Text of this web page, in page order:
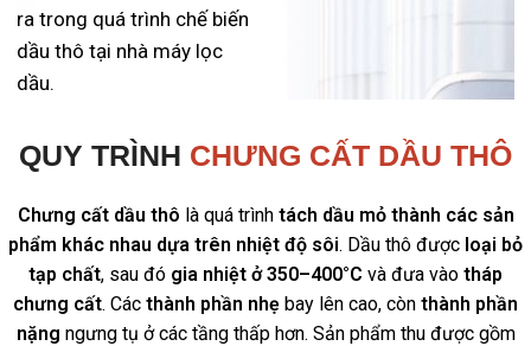
ra trong quá trình chế biến
dầu thô tại nhà máy lọc
dầu.
QUY TRÌNH CHƯNG CẤT DẦU THÔ
Chưng cất dầu thô là quá trình tách dầu mỏ thành các sản
phẩm khác nhau dựa trên nhiệt độ sôi. Dầu thô được loại bỏ
tạp chất, sau đó gia nhiệt ở 350–400°C và đưa vào tháp
chưng cất. Các thành phần nhẹ bay lên cao, còn thành phần
nặng ngưng tụ ở các tầng thấp hơn. Sản phẩm thu được gồm